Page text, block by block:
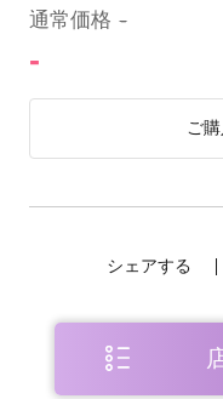
通常価格 -
-
ご
シェアする